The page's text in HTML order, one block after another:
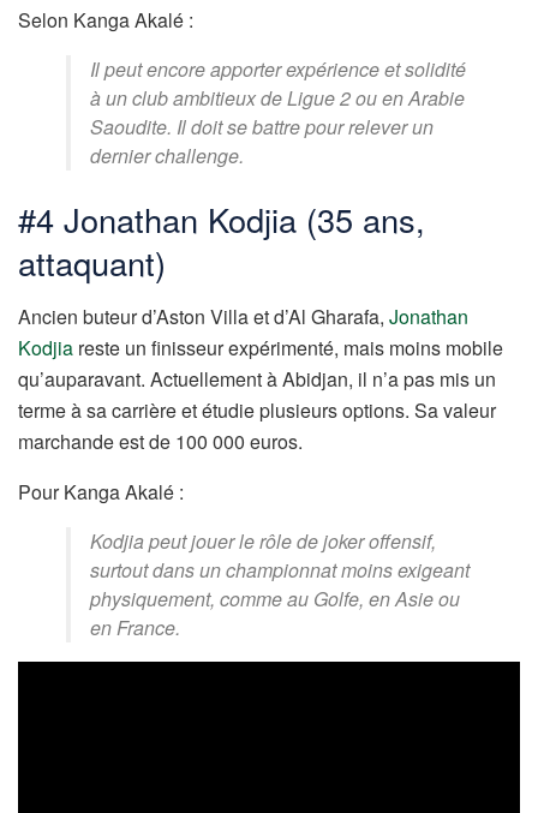
Selon Kanga Akalé :
Il peut encore apporter expérience et solidité
à un club ambitieux de Ligue 2 ou en Arabie
Saoudite. Il doit se battre pour relever un
dernier challenge.
#4 Jonathan Kodjia (35 ans,
attaquant)
Ancien buteur d’Aston Villa et d’Al Gharafa, Jonathan
Kodjia reste un finisseur expérimenté, mais moins mobile
qu’auparavant. Actuellement à Abidjan, il n’a pas mis un
terme à sa carrière et étudie plusieurs options. Sa valeur
marchande est de 100 000 euros.
Pour Kanga Akalé :
Kodjia peut jouer le rôle de joker offensif,
surtout dans un championnat moins exigeant
physiquement, comme au Golfe, en Asie ou
en France.